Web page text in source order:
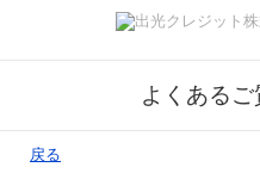
よくあるご
戻る